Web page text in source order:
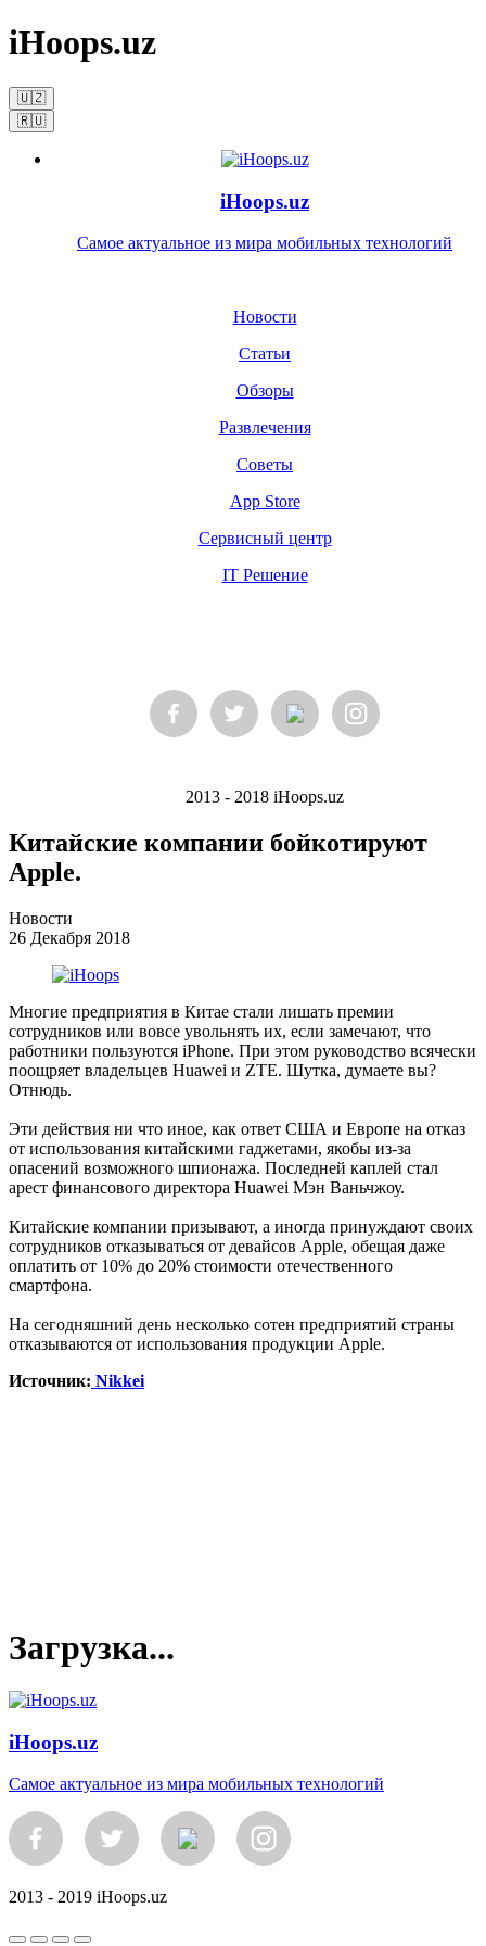
iHoops.uz
🇺🇿
🇷🇺
iHoops.uz
Самое актуальное из мира мобильных технологий
Новости
Статьи
Обзоры
Развлечения
Советы
App Store
Сервисный центр
IT Решение
2013 - 2018 iHoops.uz
Китайские компании бойкотируют
Apple.
Новости
26 Декабря 2018
Многие предприятия в Китае стали лишать премии
сотрудников или вовсе увольнять их, если замечают, что
работники пользуются iPhone. При этом руководство всячески
поощряет владельцев Huawei и ZTE. Шутка, думаете вы?
Отнюдь.
Эти действия ни что иное, как ответ США и Европе на отказ
от использования китайскими гаджетами, якобы из-за
опасений возможного шпионажа. Последней каплей стал
арест финансового директора Huawei Мэн Ваньчжоу.
Китайские компании призывают, а иногда принуждают своих
сотрудников отказываться от девайсов Apple, обещая даже
оплатить от 10% до 20% стоимости отечественного
смартфона.
На сегодняшний день несколько сотен предприятий страны
отказываются от использования продукции Apple.
Источник: Nikkei
Загрузка...
iHoops.uz
Самое актуальное из мира мобильных технологий
2013 - 2019 iHoops.uz